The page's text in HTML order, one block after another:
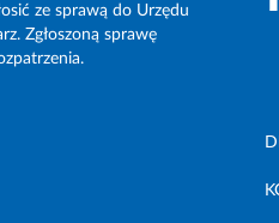
ze sprawą do Urzędu
Zgłoszoną sprawę